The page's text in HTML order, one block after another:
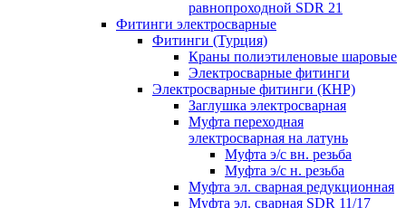
равнопроходной SDR 21
Фитинги электросварные
Фитинги (Турция)
Краны полиэтиленовые шаровые
Электросварные фитинги
Электросварные фитинги (КНР)
Заглушка электросварная
Муфта переходная
электросварная на латунь
Муфта э/с вн. резьба
Муфта э/с н. резьба
Муфта эл. cварная редукционная
Муфта эл. сварная SDR 11/17